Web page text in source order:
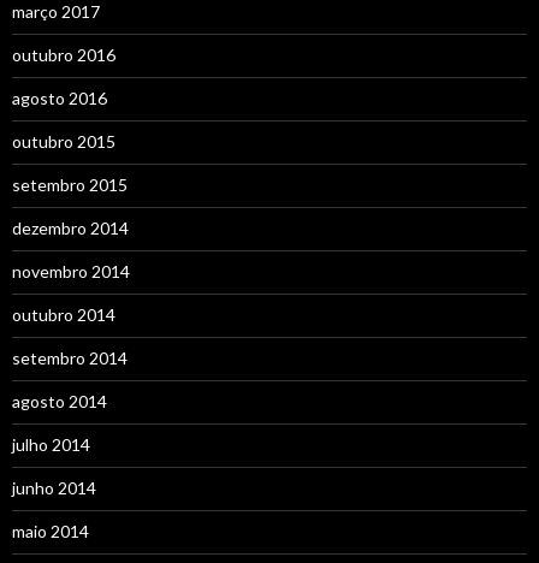
março 2017
outubro 2016
agosto 2016
outubro 2015
setembro 2015
dezembro 2014
novembro 2014
outubro 2014
setembro 2014
agosto 2014
julho 2014
junho 2014
maio 2014